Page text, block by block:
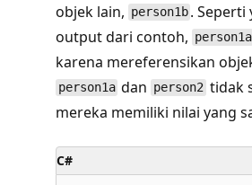
objek lain, person1b .
output dari contoh, person1a
karena mereferensikan
person1a dan person2 tidak
mereka memiliki nilai yang
C#